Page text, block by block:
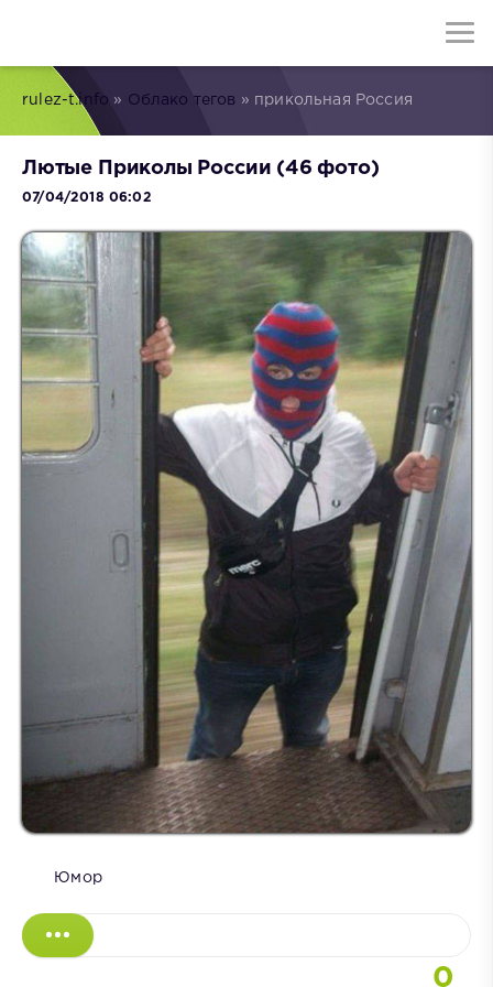
rulez-t.info » Облако тегов » прикольная Россия
Лютые Приколы России (46 фото)
07/04/2018 06:02
Юмор
0